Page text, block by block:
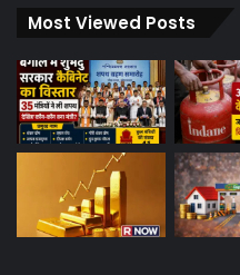
Most Viewed Posts